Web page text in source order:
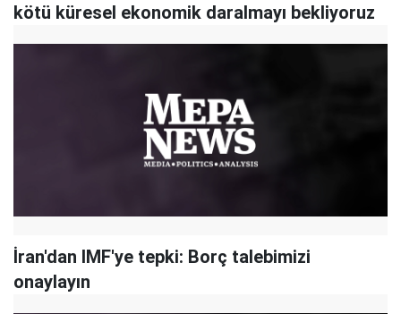
kötü küresel ekonomik daralmayı bekliyoruz
İran'dan IMF'ye tepki: Borç talebimizi
onaylayın